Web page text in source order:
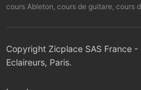
cours Ableton, cours de guitare, cours
Copyright Zicplace SAS France
Eclaireurs, Paris.